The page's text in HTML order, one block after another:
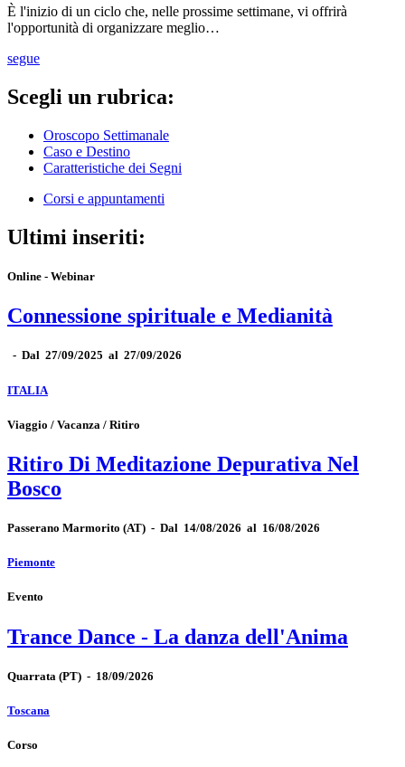
È l'inizio di un ciclo che, nelle prossime settimane, vi offrirà
l'opportunità di organizzare meglio…
segue
Scegli un rubrica:
Oroscopo Settimanale
Caso e Destino
Caratteristiche dei Segni
Corsi e appuntamenti
Ultimi inseriti:
Online - Webinar
Connessione spirituale e Medianità
- Dal 27/09/2025 al 27/09/2026
ITALIA
Viaggio / Vacanza / Ritiro
Ritiro Di Meditazione Depurativa Nel
Bosco
Passerano Marmorito (AT) - Dal 14/08/2026 al 16/08/2026
Piemonte
Evento
Trance Dance - La danza dell'Anima
Quarrata (PT) - 18/09/2026
Toscana
Corso